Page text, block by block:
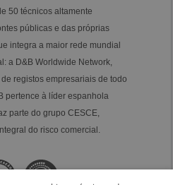
50 técnicos altamente
públicas e das próprias
integra a maior rede mundial
a D&B Worldwide Network,
registos empresariais de todo
pertence à líder espanhola
parte do grupo CESCE,
do risco comercial.